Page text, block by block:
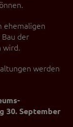
ehemaligen
der
wird.
werden
30. September